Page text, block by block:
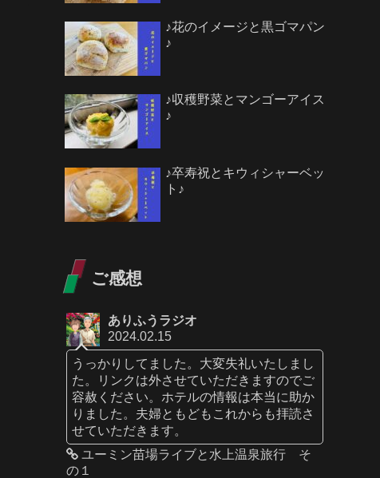
♪花のイメージと黒ゴマパン
♪
♪収穫野菜とマンゴーアイス
♪
♪卒寿祝とキウィシャーベッ
ト♪
ご感想
ありふうラジオ
2024.02.15
うっかりしてました。大変失礼いたしまし
た。リンクは外させていただきますのでご
容赦ください。ホテルの情報は本当に助か
りました。夫婦ともどもこれからも拝読さ
せていただきます。
ユーミン苗場ライブと水上温泉旅行 そ
の１